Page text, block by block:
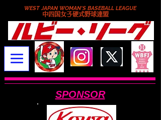
WEST JAPAN WOMAN'S BASEBALL LEAGUE
​中四国女子硬式野球連盟
SPONSOR